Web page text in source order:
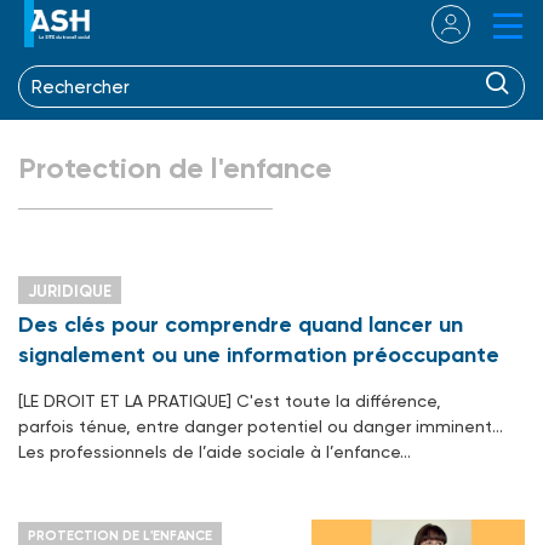
Protection de l'enfance
JURIDIQUE
Des clés pour comprendre quand lancer un
signalement ou une information préoccupante
[LE DROIT ET LA PRATIQUE] C'est toute la différence,
parfois ténue, entre danger potentiel ou danger imminent…
Les professionnels de l’aide sociale à l’enfance…
PROTECTION DE L'ENFANCE